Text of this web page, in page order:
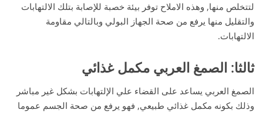
لتتخلص منها, وهذه الاملاح توفر بيئة خصبة للإصابة بتلك الالتهابات
والتقليل منها يرفع من صحة الجهاز البولي وبالتالي مقاومة
الالتهابات.
ثالثا: الصمغ العربي مكمل غذائي
الصمغ العربي يساعد على القضاء علي الإلتهابات بشكل غير مباشر
وذلك بكونه مكمل غذائي طبيعي, فهو يرفع من صحة الجسم عموما